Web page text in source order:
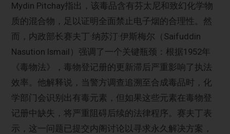
Mydin Pitchay指出，该毒品含有芬太尼和致幻化学物
质的混合物，足以证明全面禁止电子烟的合理性。然
而，内政部长赛夫丁·纳苏汀·伊斯梅尔（Saifuddin
Nasution Ismail）强调了一个关键瓶颈：根据1952年
《毒物法》，毒物登记册的更新滞后严重影响了执法
效率。他解释说，当警方调查追溯至合成毒品时，化
学部门会识别出有毒元素，但如果这些元素在毒物登
记册中缺失，将严重阻碍后续的法律程序。赛夫丁表
示，这一问题已提交内阁讨论以寻求永久解决方案，